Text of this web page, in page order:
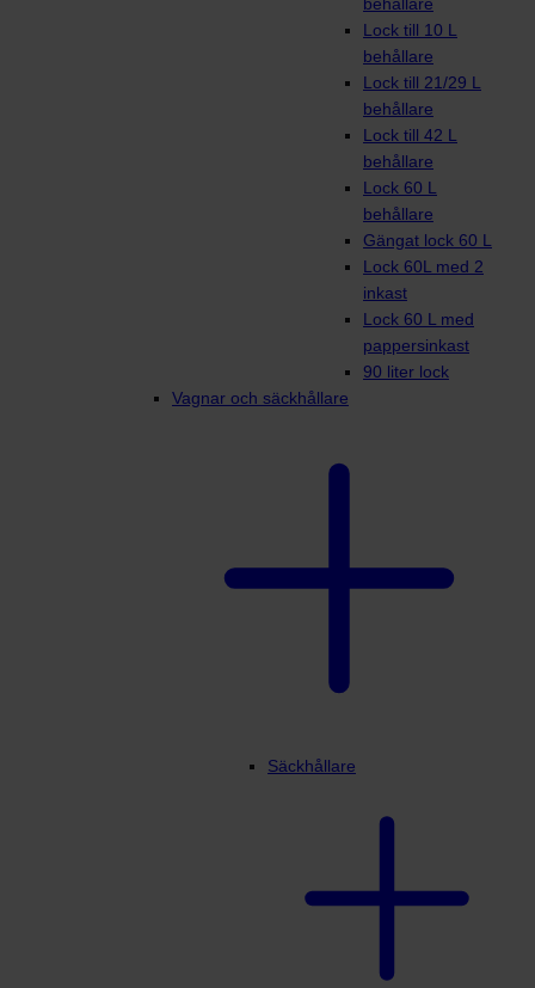
behållare
Lock till 10 L
behållare
Lock till 21/29 L
behållare
Lock till 42 L
behållare
Lock 60 L
behållare
Gängat lock 60 L
Lock 60L med 2
inkast
Lock 60 L med
pappersinkast
90 liter lock
Vagnar och säckhållare
Säckhållare